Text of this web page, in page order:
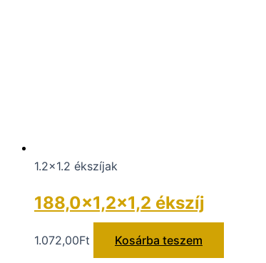
1.2x1.2 ékszíjak
188,0×1,2×1,2 ékszíj
1.072,00Ft Kosárba teszem